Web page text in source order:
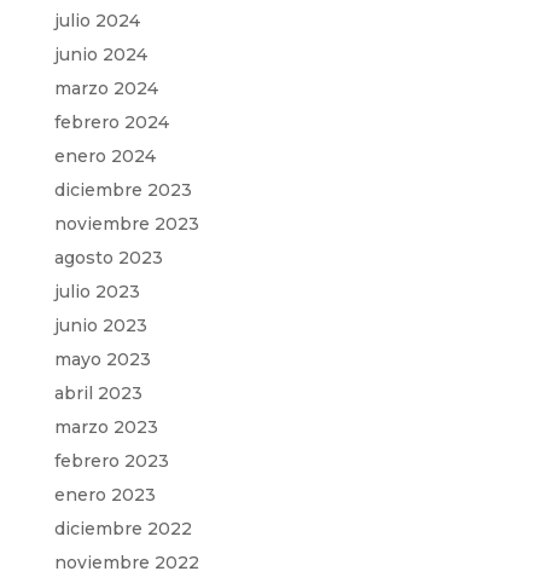
julio 2024
junio 2024
marzo 2024
febrero 2024
enero 2024
diciembre 2023
noviembre 2023
agosto 2023
julio 2023
junio 2023
mayo 2023
abril 2023
marzo 2023
febrero 2023
enero 2023
diciembre 2022
noviembre 2022